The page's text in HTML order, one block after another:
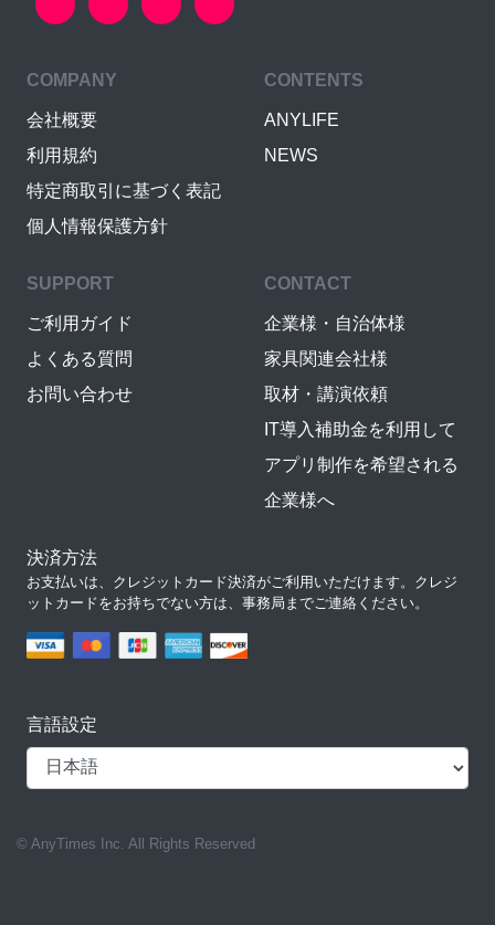
COMPANY
会社概要
利用規約
特定商取引に基づく表記
個人情報保護方針
CONTENTS
ANYLIFE
NEWS
SUPPORT
ご利用ガイド
よくある質問
お問い合わせ
CONTACT
企業様・自治体様
家具関連会社様
取材・講演依頼
IT導入補助金を利用して
アプリ制作を希望される
企業様へ
決済方法
お支払いは、クレジットカード決済がご利用いただけます。クレジ
ットカードをお持ちでない方は、事務局までご連絡ください。
言語設定
© AnyTimes Inc. All Rights Reserved